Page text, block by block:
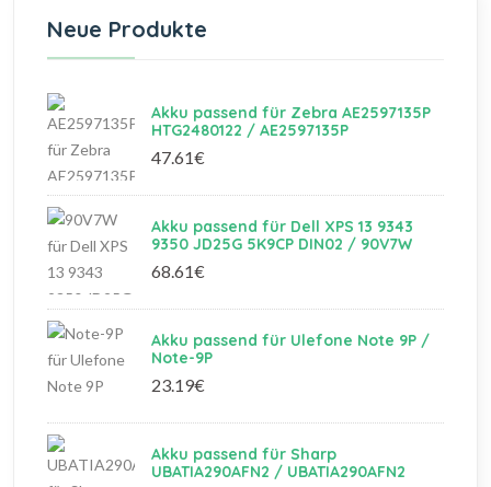
Neue Produkte
Akku passend für Zebra AE2597135P
HTG2480122 / AE2597135P
47.61€
Akku passend für Dell XPS 13 9343
9350 JD25G 5K9CP DIN02 / 90V7W
68.61€
Akku passend für Ulefone Note 9P /
Note-9P
23.19€
Akku passend für Sharp
UBATIA290AFN2 / UBATIA290AFN2